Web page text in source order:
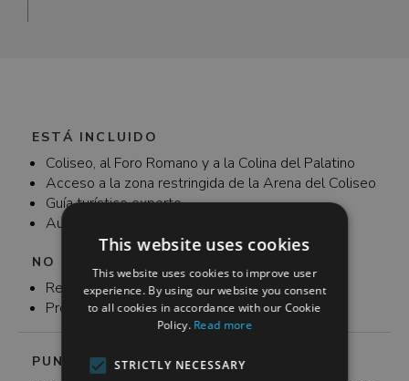
original del Coliseo.
ESTÁ INCLUIDO
Coliseo, al Foro Romano y a la Colina del Palatino
Acceso a la zona restringida de la Arena del Coliseo
Guía turístico experto
Auriculares
NO ESTÁ INCLUIDO
Recogida y vuelta
Propinas (opcional)
PUNTO DE ENCUENTRO
This website uses cookies
This website uses cookies to improve user
experience. By using our website you consent
to all cookies in accordance with our Cookie
Policy. Read more
STRICTLY NECESSARY